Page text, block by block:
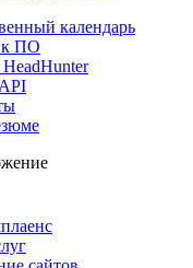
календарь
к ПО